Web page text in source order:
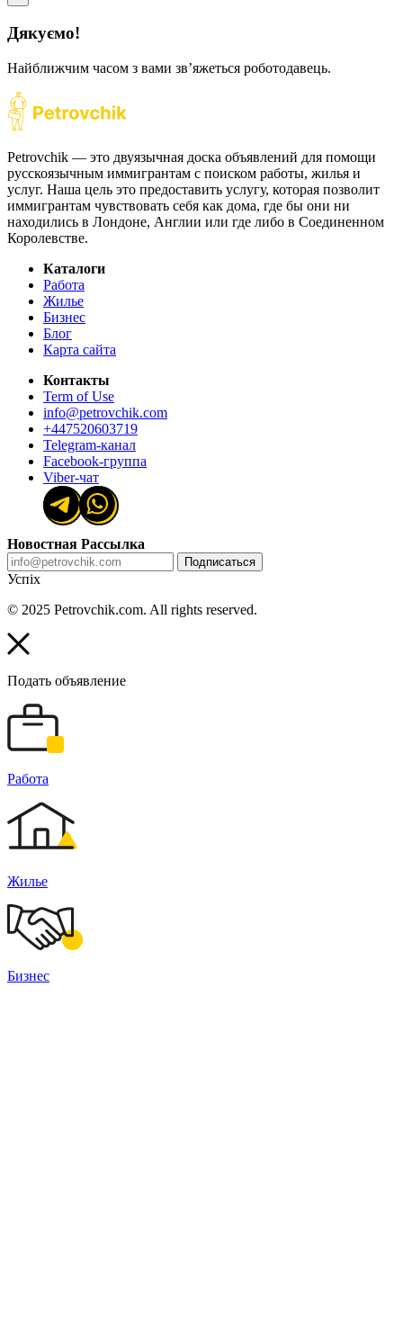
Дякуємо!
Найближчим часом з вами звʼяжеться роботодавець.
Petrovchik — это двуязычная доска объявлений для помощи
русскоязычным иммигрантам с поиском работы, жилья и
услуг. Наша цель это предоставить услугу, которая позволит
иммигрантам чувствовать себя как дома, где бы они ни
находились в Лондоне, Англии или где либо в Соединенном
Королевстве.
Каталоги
Работа
Жилье
Бизнес
Блог
Карта сайта
Контакты
Term of Use
info@petrovchik.com
+447520603719
Telegram-канал
Facebook-группа
Viber-чат
Новостная Рассылка
Подписаться
Успіх
© 2025 Petrovchik.com. All rights reserved.
Подать объявление
Работа
Жилье
Бизнес